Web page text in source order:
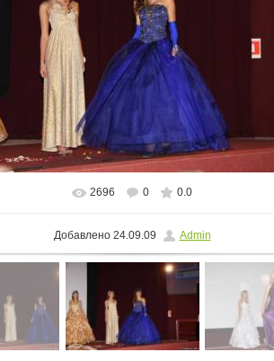
В реальном размере 800x533
2696 0 0.0
Добавлено24.09.09 Admin